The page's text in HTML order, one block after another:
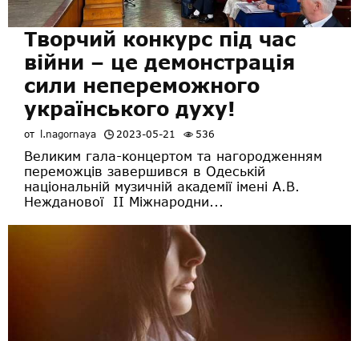
Творчий конкурс під час
війни – це демонстрація
сили непереможного
українського духу!
от l.nagornaya 2023-05-21 536
Великим гала-концертом та нагородженням
переможців завершився в Одеській
національній музичній академії імені А.В.
Нежданової ІІ Міжнародни...